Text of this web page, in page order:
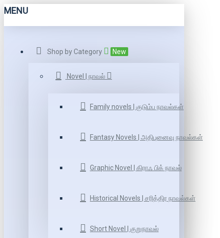
MENU
Shop by Category New
Novel | நாவல்
Family novels | குடும்ப நாவல்கள்
Fantasy Novels | அதிபுனைவு நாவல்கள்
Graphic Novel | கிராஃ பிக் நாவல்
Historical Novels | சரித்திர நாவல்கள்
Short Novel | குறுநாவல்